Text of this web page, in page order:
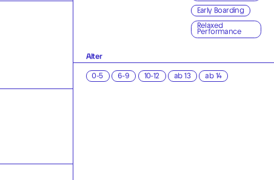
Early Boarding
Relaxed
Performance
Alter
0-5 6-9 10-12 ab 13 ab 14